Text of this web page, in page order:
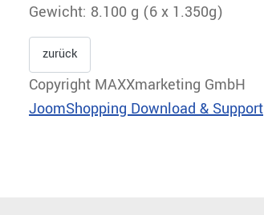
Gewicht: 8.100 g (6 x 1.350g)
Copyright MAXXmarketing GmbH
JoomShopping Download & Support